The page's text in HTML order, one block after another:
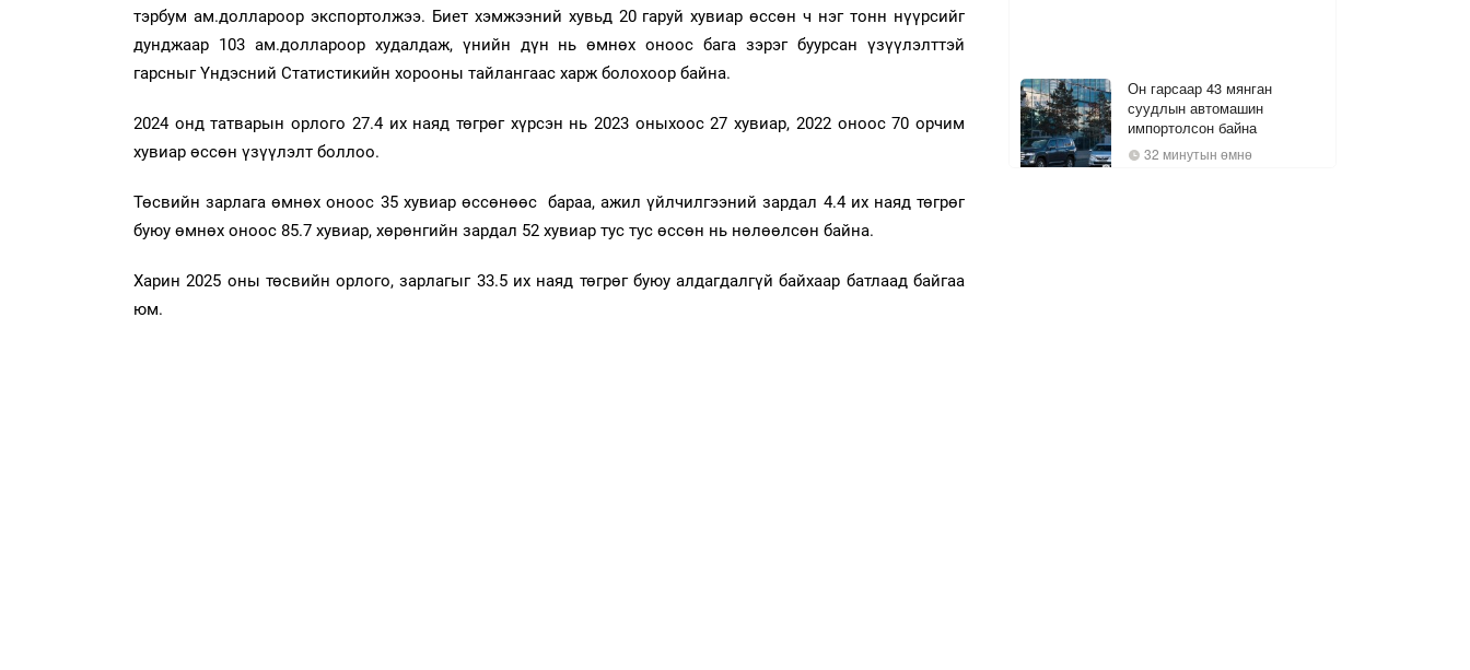
тэрбум ам.доллароор экспортолжээ. Биет хэмжээний хувьд 20 гаруй хувиар өссөн ч нэг тонн нүүрсийг
дунджаар 103 ам.доллароор худалдаж, үнийн дүн нь өмнөх оноос бага зэрэг буурсан үзүүлэлттэй
гарсныг Үндэсний Статистикийн хорооны тайлангаас харж болохоор байна.
2024 онд татварын орлого 27.4 их наяд төгрөг хүрсэн нь 2023 оныхоос 27 хувиар, 2022 оноос 70 орчим
хувиар өссөн үзүүлэлт боллоо.
Төсвийн зарлага өмнөх оноос 35 хувиар өссөнөөс бараа, ажил үйлчилгээний зардал 4.4 их наяд төгрөг
буюу өмнөх оноос 85.7 хувиар, хөрөнгийн зардал 52 хувиар тус тус өссөн нь нөлөөлсөн байна.
Харин 2025 оны төсвийн орлого, зарлагыг 33.5 их наяд төгрөг буюу алдагдалгүй байхаар батлаад байгаа
юм.
Он гарсаар 43 мянган
суудлын автомашин
импортолсон байна
32 минутын өмнө